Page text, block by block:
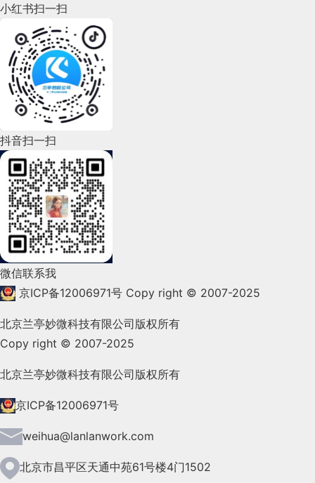
2022年8月(60)
2022年7月(111)
2022年6月(162)
2022年5月(143)
2022年4月(86)
2022年3月(119)
2022年2月(53)
2022年1月(99)
2021年12月(105)
2021年9月(153)
2021年8月(147)
2021年7月(149)
2021年6月(157)
2021年5月(124)
小红书扫一扫
抖音扫一扫
微信联系我
京ICP备12006971号 Copy right © 2007-2025
北京兰亭妙微科技有限公司版权所有
Copy right © 2007-2025
北京兰亭妙微科技有限公司版权所有
京ICP备12006971号
weihua@lanlanwork.com
北京市昌平区天通中苑61号楼4门1502